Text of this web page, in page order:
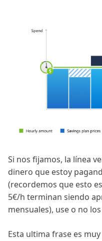
Si nos fijamos, la línea
dinero que estoy
(recordemos que esto
5€/h terminan siendo
mensuales), use o no
Esta ultima frase es